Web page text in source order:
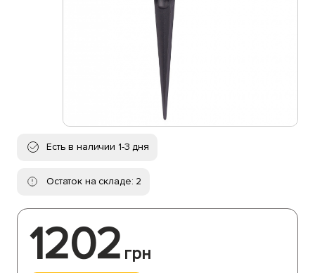
Есть в наличии 1-3 дня
Остаток на складе: 2
1202 грн